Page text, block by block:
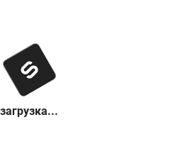
загрузка...